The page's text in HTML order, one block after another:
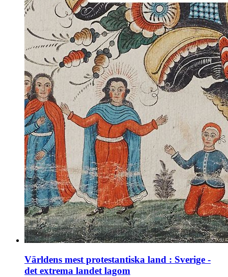
Världens mest protestantiska land : Sverige -
det extrema landet lagom